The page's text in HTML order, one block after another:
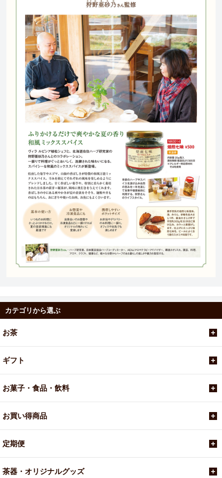
カテゴリから選ぶ
お茶
ギフト
お菓子・食品・飲料
お買い得商品
定期便
茶器・オリジナルグッズ